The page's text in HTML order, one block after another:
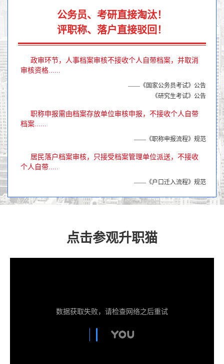
公务员、考研直接淘汰！
评职称、落户直接驳回！
政审环节，人事档案审核不接收个人自带档案，并取消
审核资格......
——《国家公务员考试》公告
《研究生考试》公告
职称申报需由档案存放单位审核申报，不接收个人自带
档案......
——《职称申报流程》规范
居民落户档案审核，只接受档案管理单位派送，不接收
个人自带.....
——《户口迁入流程》规范
点击参观升职猫
数据获取失败，请检查网络之后重试